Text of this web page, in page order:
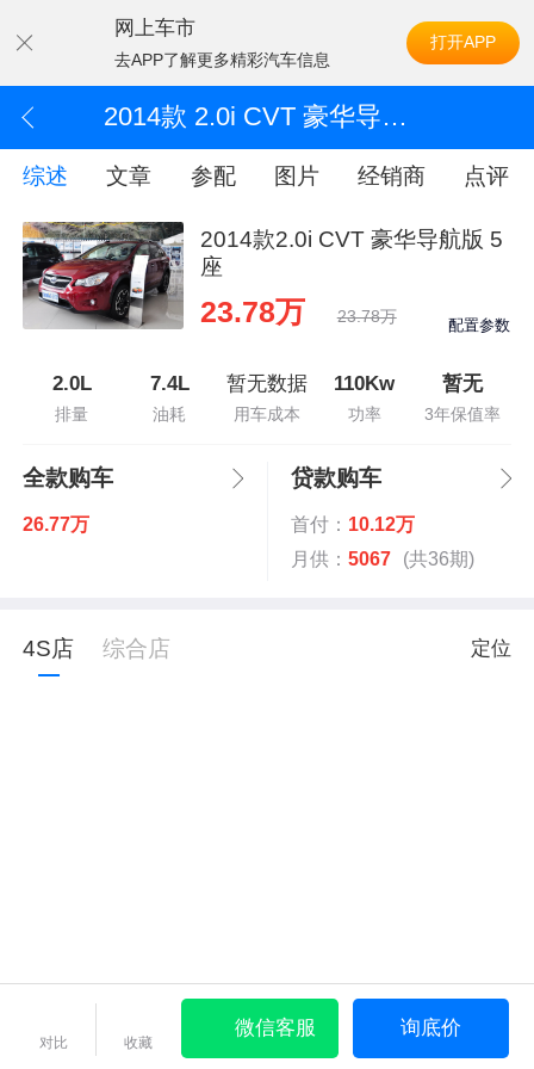
网上车市
去APP了解更多精彩汽车信息
打开APP
2014款 2.0i CVT 豪华导航版 5座
综述 文章 参配 图片 经销商 点评
2014款2.0i CVT 豪华导航版 5
座
23.78万 23.78万 配置参数
2.0L
排量
7.4L
油耗
暂无数据
用车成本
110Kw
功率
暂无
3年保值率
全款购车
26.77万
贷款购车
首付： 10.12万
月供： 5067 (共36期)
4S店 综合店 定位
对比 收藏
微信客服 询底价